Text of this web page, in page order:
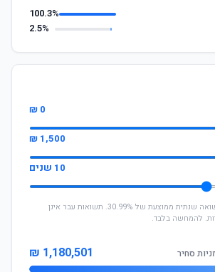
100.3%
2.5%
0 ₪
1,500 ₪
10 שנים
* החישוב מבוסס על תשואה שנתית ממוצעת של 30.99%. תשואות עבר אינן
להמחשה בלבד.
סחיר 1,180,501 ₪